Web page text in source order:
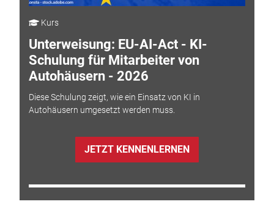
Kurs
Unterweisung: EU-AI-Act - KI-
Schulung für Mitarbeiter von
Autohäusern - 2026
Diese Schulung zeigt, wie ein Einsatz von KI in
Autohäusern umgesetzt werden muss.
JETZT KENNENLERNEN